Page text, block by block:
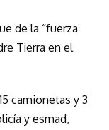
de la “fuerza
Tierra en el
camionetas y 3
y esmad,